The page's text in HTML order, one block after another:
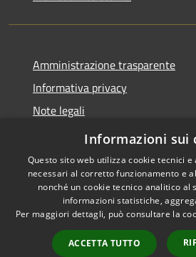
Amministrazione trasparente
Informativa privacy
Note legali
Dichiarazione di accessibilità
Accessibilità
Informazioni sui
Questo sito web utilizza cookie tecnici
necessari al corretto funzionamento e
nonché un cookie tecnico analitico al
informazioni statistiche,
Per maggiori dettagli, può consultare la
ACCETTA TUTTO